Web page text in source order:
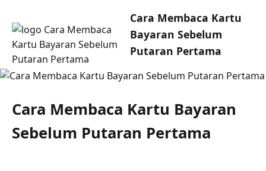
Cara Membaca Kartu
Bayaran Sebelum
Putaran Pertama
Cara Membaca Kartu Bayaran
Sebelum Putaran Pertama